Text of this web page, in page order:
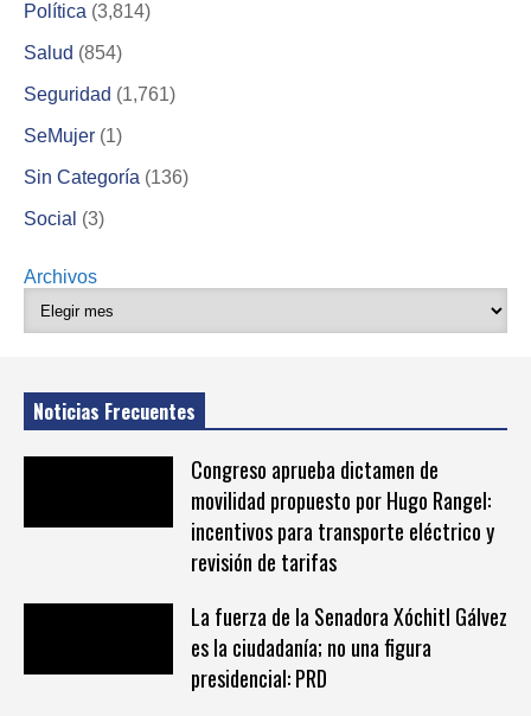
Política (3,814)
Salud (854)
Seguridad (1,761)
SeMujer (1)
Sin Categoría (136)
Social (3)
Archivos
Noticias Frecuentes
Congreso aprueba dictamen de
movilidad propuesto por Hugo Rangel:
incentivos para transporte eléctrico y
revisión de tarifas
La fuerza de la Senadora Xóchitl Gálvez
es la ciudadanía; no una figura
presidencial: PRD